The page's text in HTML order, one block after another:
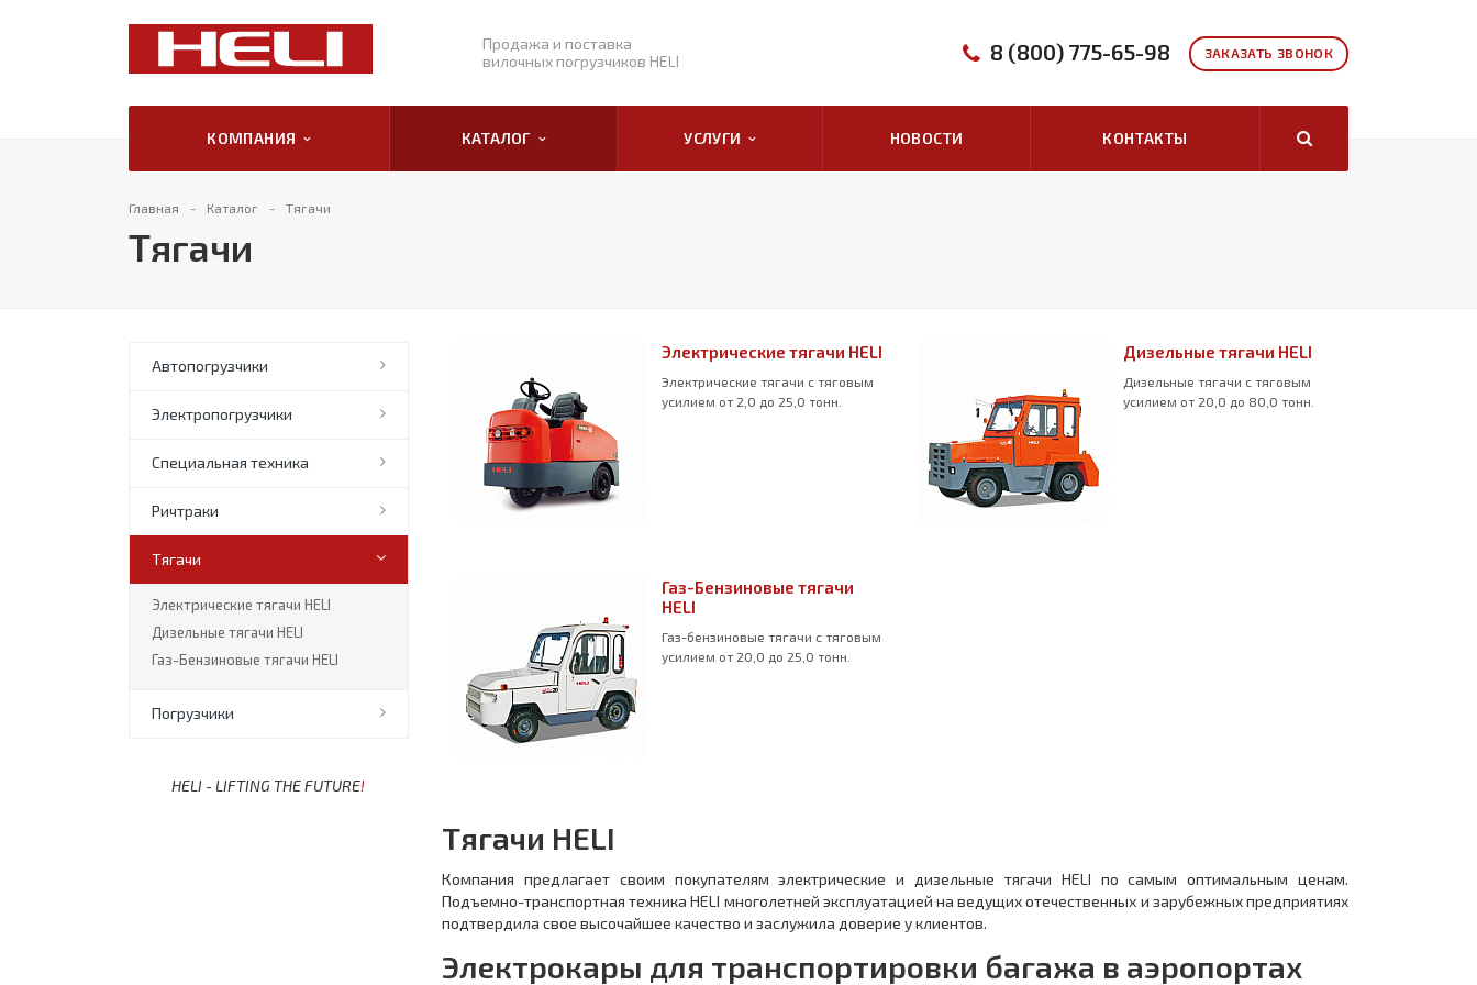
Продажа и поставка
вилочных погрузчиков HELI
ЗАКАЗАТЬ ЗВОНОК
8 (800) 775-65-98
КОМПАНИЯ КАТАЛОГ УСЛУГИ НОВОСТИ КОНТАКТЫ
Главная Каталог Тягачи
Тягачи
Автопогрузчики
Электропогрузчики
Специальная техника
Ричтраки
Тягачи
Электрические тягачи HELI
Дизельные тягачи HELI
Газ-Бензиновые тягачи HELI
Погрузчики
HELI - LIFTING THE FUTURE!
Электрические тягачи HELI
Электрические тягачи с тяговым
усилием от 2,0 до 25,0 тонн.
Дизельные тягачи HELI
Дизельные тягачи с тяговым
усилием от 20,0 до 80,0 тонн.
Газ-Бензиновые тягачи
HELI
Газ-бензиновые тягачи с тяговым
усилием от 20,0 до 25,0 тонн.
Тягачи HELI
Компания предлагает своим покупателям электрические и дизельные тягачи HELI по самым оптимальным ценам.
Подъемно-транспортная техника HELI многолетней эксплуатацией на ведущих отечественных и зарубежных предприятиях
подтвердила свое высочайшее качество и заслужила доверие у клиентов.
Электрокары для транспортировки багажа в аэропортах